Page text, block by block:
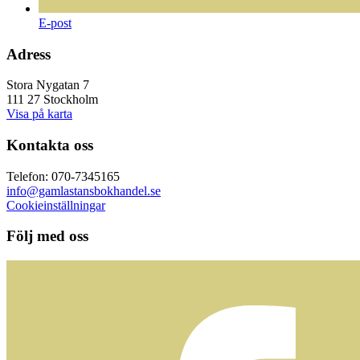
E-post
Adress
Stora Nygatan 7
111 27 Stockholm
Visa på karta
Kontakta oss
Telefon: 070-7345165
info@gamlastansbokhandel.se
Cookieinställningar
Följ med oss